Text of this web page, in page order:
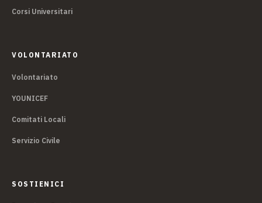
Corsi Universitari
VOLONTARIATO
Volontariato
YOUNICEF
Comitati Locali
Servizio Civile
SOSTIENICI